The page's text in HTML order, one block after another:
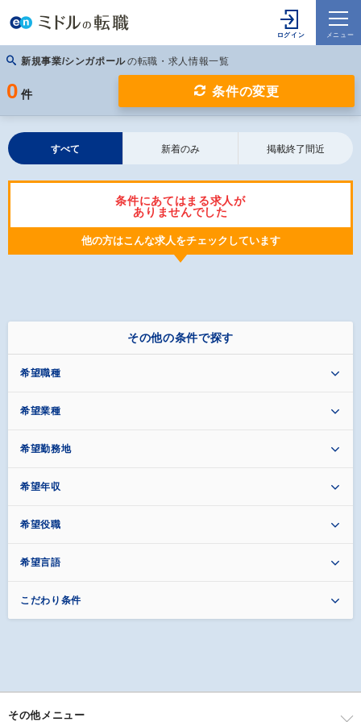
新規事業/シンガポールの転職・求人情報一覧
0 件 条件の変更
すべて 新着のみ 掲載終了間近
条件にあてはまる求人が
ありませんでした
他の方はこんな求人をチェックしています
その他の条件で探す
希望職種
希望業種
希望勤務地
希望年収
希望役職
希望言語
こだわり条件
その他メニュー